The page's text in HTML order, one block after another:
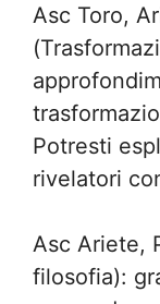
Asc Toro,
Potresti
rivelatori
Asc Ariete,
filosofia):